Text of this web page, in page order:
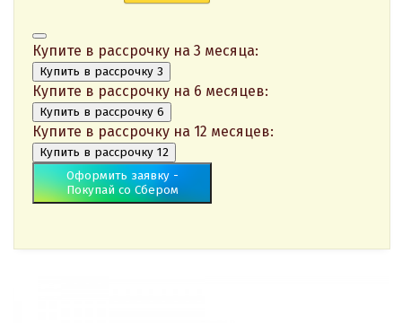
Купите в рассрочку на 3 месяца:
Купить в рассрочку 3
Купите в рассрочку на 6 месяцев:
Купить в рассрочку 6
Купите в рассрочку на 12 месяцев:
Купить в рассрочку 12
Оформить заявку -
Покупай со Сбером